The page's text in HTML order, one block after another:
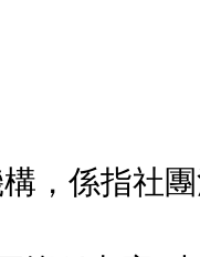
，係指社